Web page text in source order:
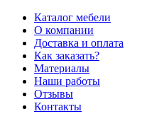
Каталог мебели
О компании
Доставка и оплата
Как заказать?
Материалы
Наши работы
Отзывы
Контакты